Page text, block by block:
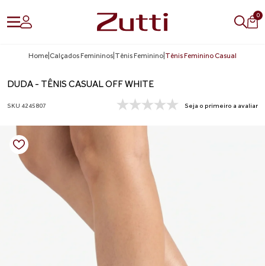
0
Home Calçados Femininos Tênis Feminino Tênis Feminino Casual
DUDA - TÊNIS CASUAL OFF WHITE
SKU 4245807 Seja o primeiro a avaliar